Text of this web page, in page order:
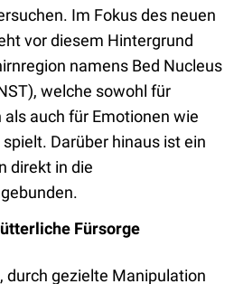
Im Fokus des neuen
vor diesem Hintergrund
namens Bed Nucleus
welche sowohl für
auch für Emotionen wie
Darüber hinaus ist ein
direkt in die
Fürsorge
durch gezielte Manipulation